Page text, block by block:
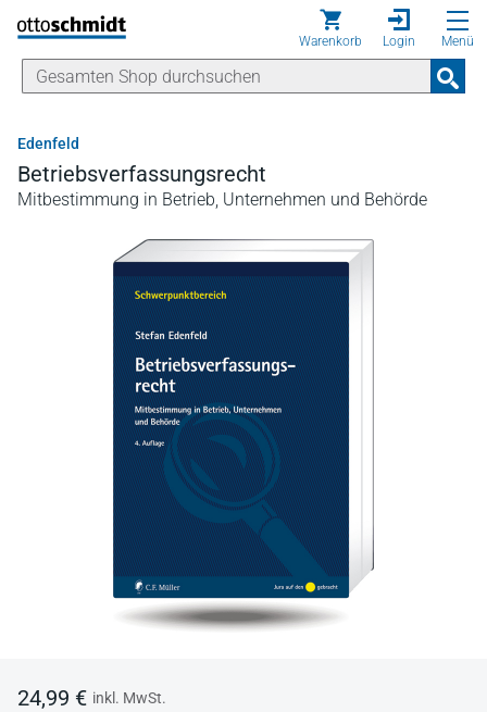
Direkt zum Inhalt
Warenkorb Login Menü
Edenfeld
Betriebsverfassungsrecht
Mitbestimmung in Betrieb, Unternehmen und Behörde
24,99 € inkl. MwSt.